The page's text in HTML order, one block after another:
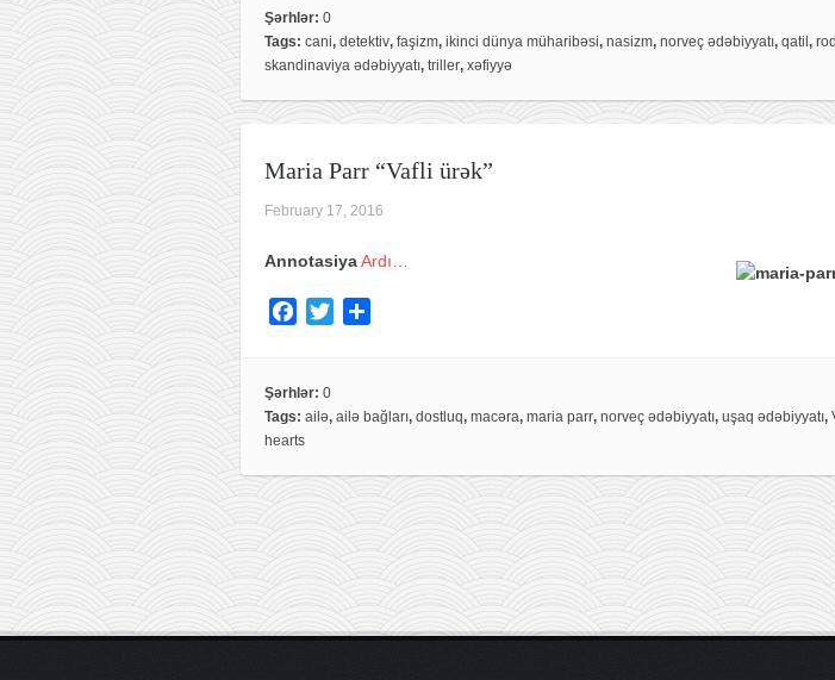
e
b
o
o
k
t
e
r
e
Şərhlər: 0
Tags: cani, detektiv, faşizm, ikinci dünya müharibəsi, nasizm, norveç ədəbiyyatı, qatil,
skandinaviya ədəbiyyatı, triller, xəfiyyə
Maria Parr “Vafli ürək”
February 17, 2016
AnnotasiyaArdı…
e
b
o
o
t
r
e
Şərhlər: 0
Tags: ailə, ailə bağları, dostluq, macəra, maria parr, norveç ədəbiyyatı, uşaq ədəbiyyatı,
hearts